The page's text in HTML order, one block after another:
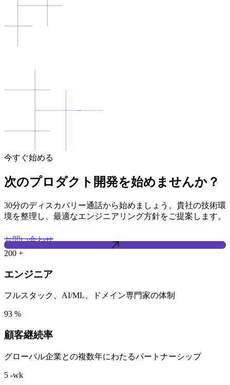
今すぐ始める
次のプロダクト開発を始めませんか？
30分のディスカバリー通話から始めましょう。貴社の技術環
境を整理し、最適なエンジニアリング方針をご提案します。
お問い合わせ
200 +
エンジニア
フルスタック、AI/ML、ドメイン専門家の体制
93 %
顧客継続率
グローバル企業との複数年にわたるパートナーシップ
5 -wk